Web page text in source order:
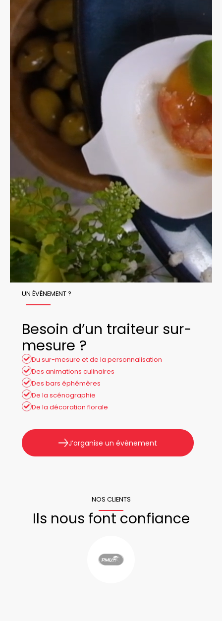
UN ÉVÈNEMENT ?
Besoin d’un traiteur sur-
mesure ?
Du sur-mesure et de la personnalisation
Des animations culinaires
Des bars éphémères
De la scénographie
De la décoration florale
J’organise un évènement
NOS CLIENTS
Ils nous font confiance